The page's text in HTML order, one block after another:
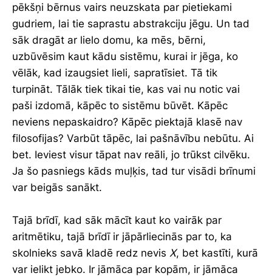
pēkšņi bērnus vairs neuzskata par pietiekami
gudriem, lai tie saprastu abstrakciju jēgu. Un tad
sāk dragāt ar lielo domu, ka mēs, bērni,
uzbūvēsim kaut kādu sistēmu, kurai ir jēga, ko
vēlāk, kad izaugsiet lieli, sapratīsiet. Tā tik
turpināt. Tālāk tiek tikai tie, kas vai nu notic vai
paši izdomā, kāpēc to sistēmu būvēt. Kāpēc
neviens nepaskaidro? Kāpēc piektajā klasē nav
filosofijas? Varbūt tāpēc, lai pašnāvību nebūtu. Ai
bet. Ieviest visur tāpat nav reāli, jo trūkst cilvēku.
Ja šo pasniegs kāds muļķis, tad tur visādi brīnumi
var beigās sanākt.
Tajā brīdī, kad sāk mācīt kaut ko vairāk par
aritmētiku, tajā brīdī ir jāpārliecinās par to, ka
skolnieks savā kladē redz nevis X, bet kastīti, kurā
var ielikt jebko. Ir jāmāca par kopām, ir jāmāca